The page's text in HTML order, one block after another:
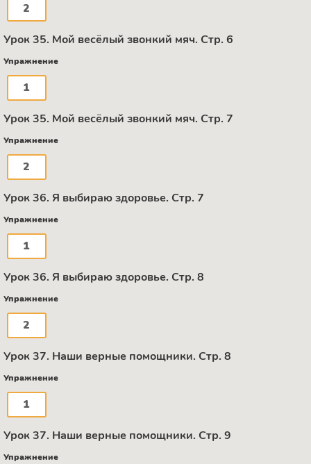
2
Урок 35. Мой весёлый звонкий мяч. Стр. 6
Упражнение
1
Урок 35. Мой весёлый звонкий мяч. Стр. 7
Упражнение
2
Урок 36. Я выбираю здоровье. Стр. 7
Упражнение
1
Урок 36. Я выбираю здоровье. Стр. 8
Упражнение
2
Урок 37. Наши верные помощники. Стр. 8
Упражнение
1
Урок 37. Наши верные помощники. Стр. 9
Упражнение